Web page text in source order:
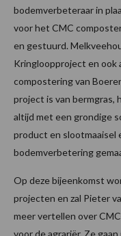
bodemverbeteraar in
voor het CMC
en gestuurd.
Kringloopproject en ook
compostering van
project is van bermgras,
altijd met een grondige
product en slootmaaisel
bodemverbetering
Op deze bijeenkomst
projecten en zal Pieter
meer vertellen over
voor de agrariër. Ze